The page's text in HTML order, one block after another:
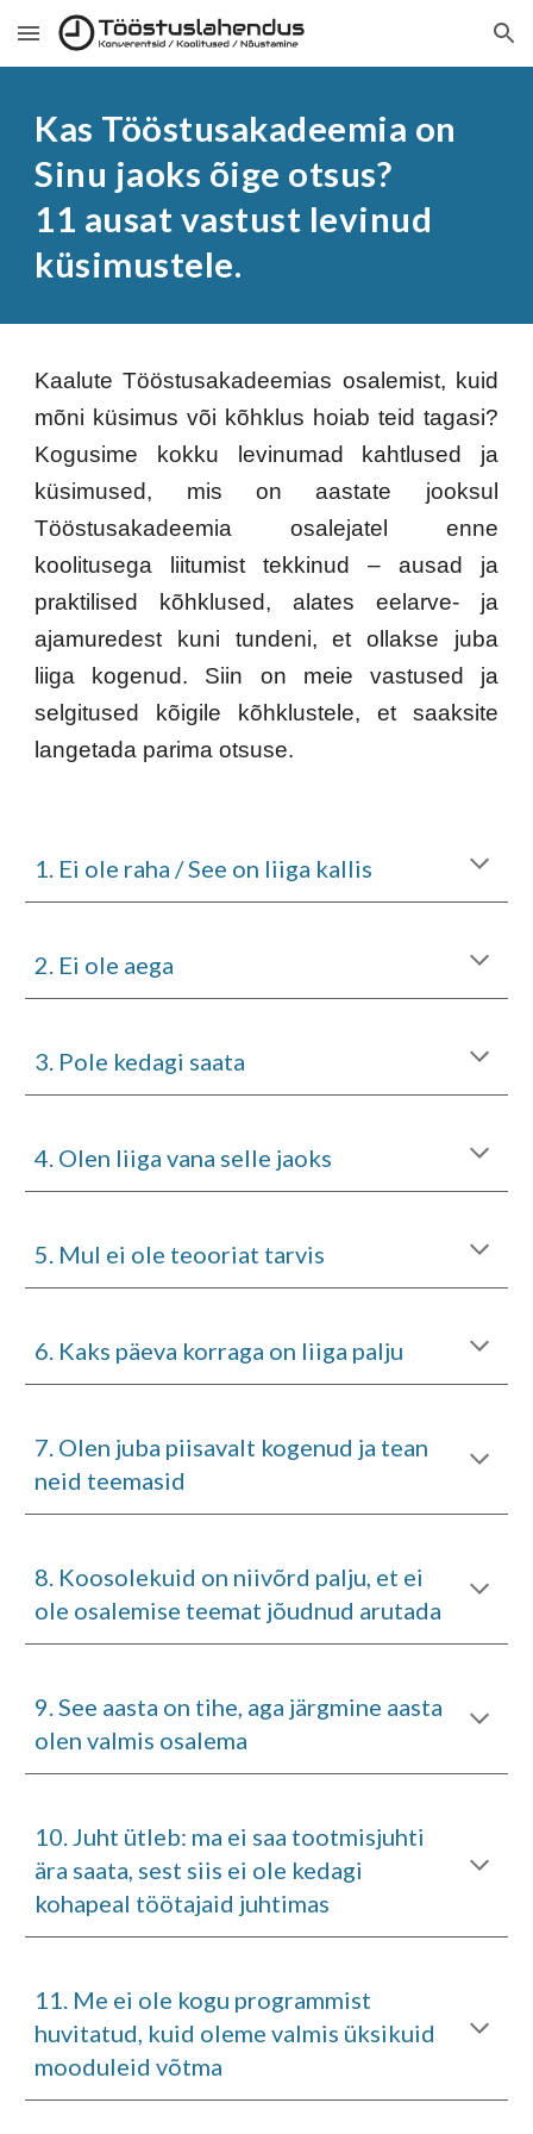
Skip to main content Skip to navigation
Kas Tööstusakadeemia on
Sinu jaoks õige otsus?
11 ausat vastust levinud
küsimustele.
Kaalute Tööstusakadeemias osalemist, kuid
mõni küsimus või kõhklus hoiab teid tagasi?
Kogusime kokku levinumad kahtlused ja
küsimused, mis on aastate jooksul
Tööstusakadeemia osalejatel enne
koolitusega liitumist tekkinud – ausad ja
praktilised kõhklused, alates eelarve- ja
ajamuredest kuni tundeni, et ollakse juba
liiga kogenud. Siin on meie vastused ja
selgitused kõigile kõhklustele, et saaksite
langetada parima otsuse.
1. Ei ole raha / See on liiga kallis
2. Ei ole aega
3. Pole kedagi saata
4. Olen liiga vana selle jaoks
5. Mul ei ole teooriat tarvis
6. Kaks päeva korraga on liiga palju
7. Olen juba piisavalt kogenud ja tean
neid teemasid
8. Koosolekuid on niivõrd palju, et ei
ole osalemise teemat jõudnud arutada
9.See aasta on tihe, aga järgmine aasta
olen valmis osalema
10.Juht ütleb: ma ei saa tootmisjuhti
ära saata, sest siis ei ole kedagi
kohapeal töötajaid juhtimas
11. Me ei ole kogu programmist
huvitatud, kuid oleme valmis üksikuid
mooduleid võtma